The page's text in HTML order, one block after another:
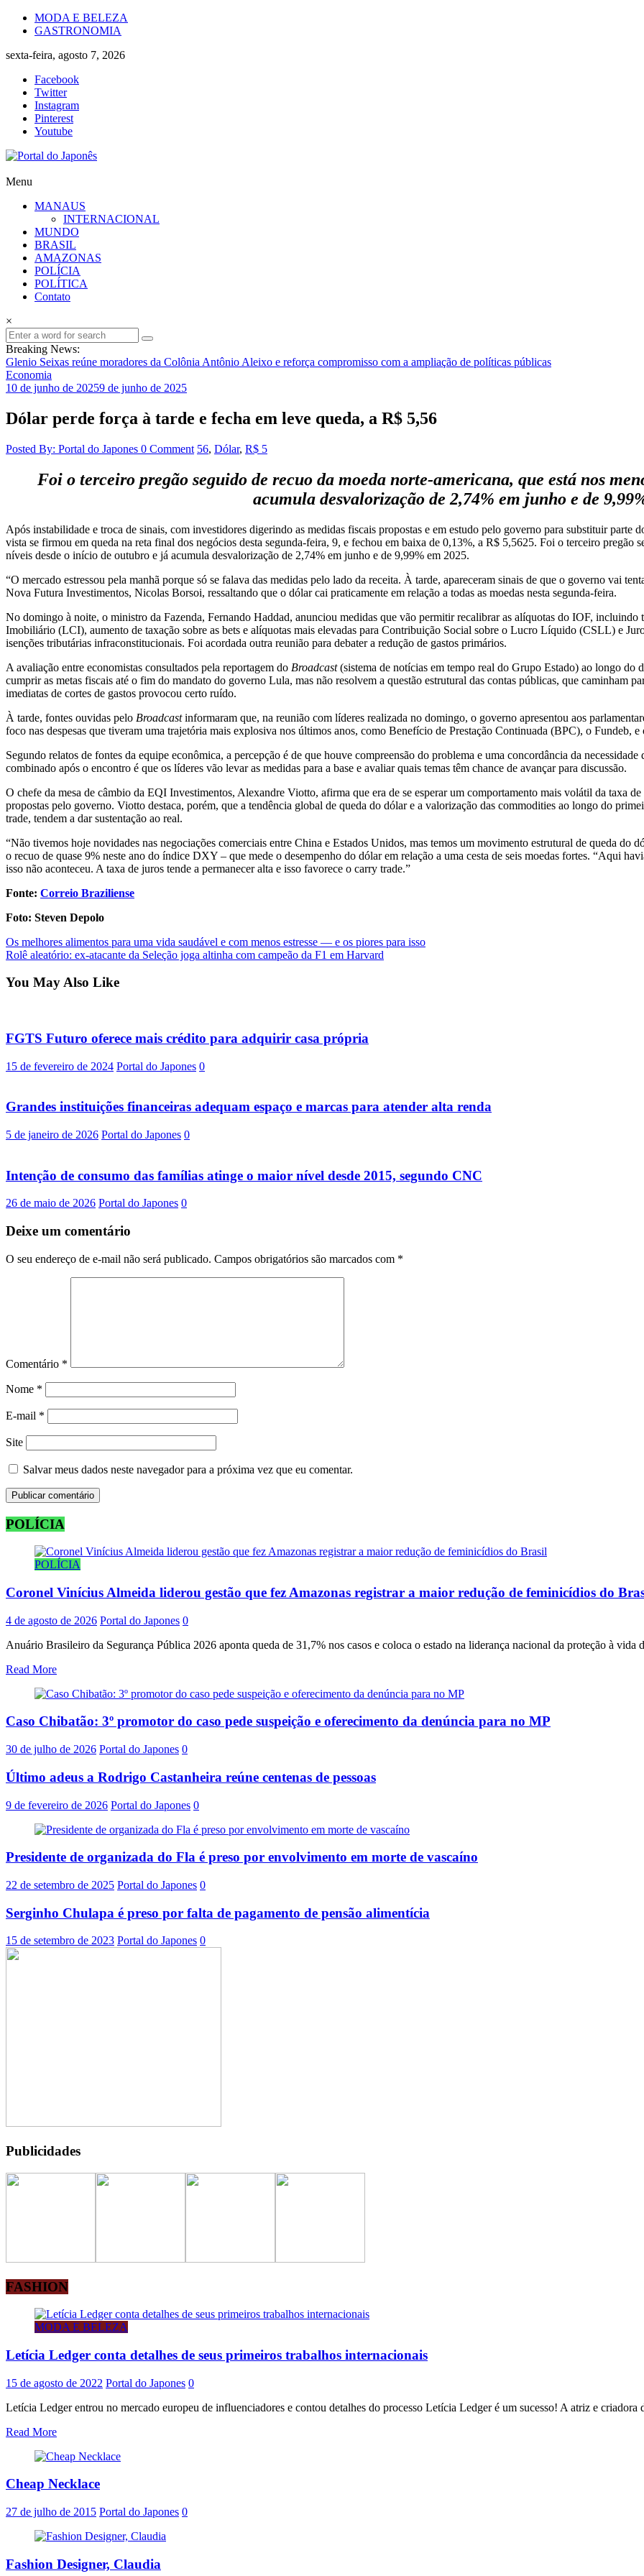
Skip
MODA E BELEZA
GASTRONOMIA
sexta-feira, agosto 7, 2026
Facebook
Twitter
Instagram
Pinterest
Youtube
Portal
Japonês
Japão
mais
perto
Menu
MANAUS
INTERNACIONAL
MUNDO
BRASIL
AMAZONAS
POLÍCIA
POLÍTICA
Contato
×
Breaking News:
Glenio Seixas reúne moradores da Colônia Antônio Aleixo e reforça compromisso com a ampliação de políticas públicas
Economia
10 de junho de 20259 de junho de 2025
Dólar perde força à tarde e fecha em leve queda, a R$ 5,56
Posted By: Portal do Japones 0 Comment 56, Dólar, R$ 5
Foi o terceiro pregão seguido de recuo da moeda norte-americana, que está nos
acumula desvalorização de 2,74% em junho e de
Após instabilidade e troca de sinais, com investidores digerindo as medidas fiscais propostas e em estudo pelo governo para substituir
vista se firmou em queda na reta final dos negócios desta segunda-feira, 9, e fechou em baixa de 0,13%, a R$ 5,5625. Foi o terceiro pregão
níveis desde o início de outubro e já acumula desvalorização de 2,74% em junho e de 9,99% em 2025.
“O mercado estressou pela manhã porque só se falava das medidas pelo lado da receita. À tarde, apareceram sinais de que o governo vai
Nova Futura Investimentos, Nicolas Borsoi, ressaltando que o dólar cai praticamente em relação a todas as moedas nesta segunda-feira.
No domingo à noite, o ministro da Fazenda, Fernando Haddad, anunciou medidas que vão permitir recalibrar as alíquotas do IOF,
Imobiliário (LCI), aumento de taxação sobre as bets e alíquotas mais elevadas para Contribuição Social sobre o Lucro Líquido (CSLL) e
isenções tributárias infraconstitucionais. Foi acordada outra reunião para debater a redução de gastos primários.
A avaliação entre economistas consultados pela reportagem do Broadcast(sistema de notícias em tempo real do Grupo Estado) ao longo do
cumprir as metas fiscais até o fim do mandato do governo Lula, mas não resolvem a questão estrutural das contas públicas, que caminham
imediatas de cortes de gastos provocou certo ruído.
À tarde, fontes ouvidas pelo Broadcastinformaram que, na reunião com líderes realizada no domingo, o governo apresentou aos
foco nas despesas que tiveram uma trajetória mais explosiva nos últimos anos, como Benefício de Prestação Continuada (BPC), o Fundeb,
Segundo relatos de fontes da equipe econômica, a percepção é de que houve compreensão do problema e uma concordância da
combinado após o encontro é que os líderes vão levar as medidas para a base e avaliar quais temas têm chance de avançar para discussão.
O chefe da mesa de câmbio da EQI Investimentos, Alexandre Viotto, afirma que era de se esperar um comportamento mais volátil da taxa
propostas pelo governo. Viotto destaca, porém, que a tendência global de queda do dólar e a valorização das commodities ao longo do
trade, tendem a dar sustentação ao real.
“Não tivemos hoje novidades nas negociações comerciais entre China e Estados Unidos, mas temos um movimento estrutural de queda do
o recuo de quase 9% neste ano do índice DXY – que mede o desempenho do dólar em relação a uma cesta de seis moedas fortes. “Aqui
isso não aconteceu. A taxa de juros tende a permanecer alta e isso favorece o carry trade.”
Fonte: Correio Braziliense
Foto: Steven Depolo
Post
navigation
Os melhores alimentos para uma vida saudável e com menos estresse — e os piores para isso
Rolê aleatório: ex-atacante da Seleção joga altinha com campeão da F1 em Harvard
You May Also Like
FGTS Futuro oferece mais crédito para adquirir casa própria
15 de fevereiro de 2024 Portal do Japones 0
Grandes instituições financeiras adequam espaço e marcas para atender alta renda
5 de janeiro de 2026 Portal do Japones 0
Intenção de consumo das famílias atinge o maior nível desde 2015, segundo CNC
26 de maio de 2026 Portal do Japones 0
Deixe um comentário
O seu endereço de e-mail não será publicado. Campos obrigatórios são marcados com *
Comentário *
Nome *
E-mail *
Site
Salvar meus dados neste navegador para a próxima vez que eu comentar.
POLÍCIA
POLÍCIA
Coronel Vinícius Almeida liderou gestão que fez Amazonas registrar a maior redução de feminicídios do
4 de agosto de 2026 Portal do Japones 0
Anuário Brasileiro da Segurança Pública 2026 aponta queda de 31,7% nos casos e coloca o estado na liderança nacional da proteção à vida
Read More
Caso Chibatão: 3º promotor do caso pede suspeição e oferecimento da denúncia para no MP
30 de julho de 2026 Portal do Japones 0
Último adeus a Rodrigo Castanheira reúne centenas de pessoas
9 de fevereiro de 2026 Portal do Japones 0
Presidente de organizada do Fla é preso por envolvimento em morte de vascaíno
22 de setembro de 2025 Portal do Japones 0
Serginho Chulapa é preso por falta de pagamento de pensão alimentícia
15 de setembro de 2023 Portal do Japones 0
Publicidades
FASHION
MODA E BELEZA
Letícia Ledger conta detalhes de seus primeiros trabalhos internacionais
15 de agosto de 2022 Portal do Japones 0
Letícia Ledger entrou no mercado europeu de influenciadores e contou detalhes do processo Letícia Ledger é um sucesso! A atriz e criadora
Read More
Cheap Necklace
27 de julho de 2015 Portal do Japones 0
Fashion Designer, Claudia